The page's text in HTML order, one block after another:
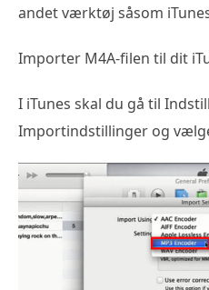
andet værktøj såsom
Importer M4A-filen til dit
I iTunes skal du gå til
Importindstillinger og